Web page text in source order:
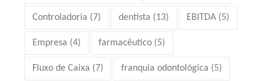
Controladoria (7) dentista (13) EBITDA (5)
Empresa (4) farmacêutico (5)
Fluxo de Caixa (7) franquia odontológica (5)